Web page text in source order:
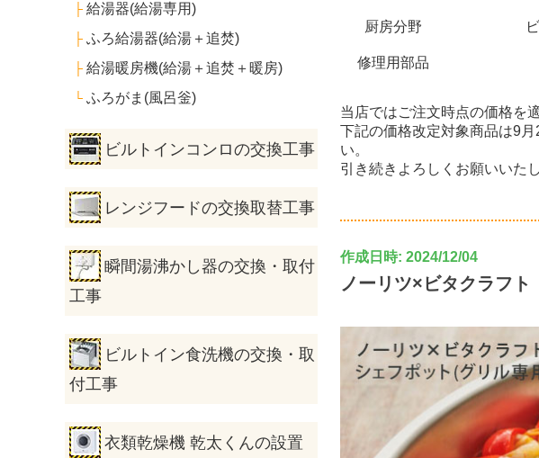
├ 給湯器(給湯専用)
├ ふろ給湯器(給湯＋追焚)
├ 給湯暖房機(給湯＋追焚＋暖房)
└ ふろがま(風呂釡)
ビルトインコンロの交換工事
レンジフードの交換取替工事
瞬間湯沸かし器の交換・取付
工事
ビルトイン食洗機の交換・取
付工事
衣類乾燥機 乾太くんの設置
厨房分野
修理用部品
当店ではご注文時点の価格を
下記の価格改定対象商品は9
い。
引き続きよろしくお願いいた
作成日時: 2024/12/04
ノーリツ×ビタクラフ